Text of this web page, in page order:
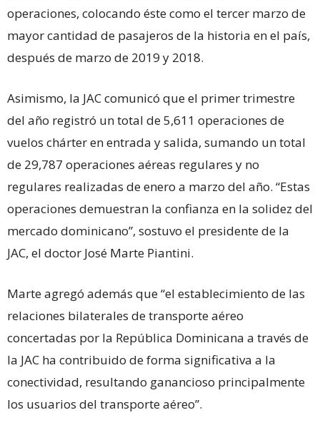
operaciones, colocando éste como el tercer marzo de
mayor cantidad de pasajeros de la historia en el país,
después de marzo de 2019 y 2018.
Asimismo, la JAC comunicó que el primer trimestre
del año registró un total de 5,611 operaciones de
vuelos chárter en entrada y salida, sumando un total
de 29,787 operaciones aéreas regulares y no
regulares realizadas de enero a marzo del año. “Estas
operaciones demuestran la confianza en la solidez del
mercado dominicano”, sostuvo el presidente de la
JAC, el doctor José Marte Piantini.
Marte agregó además que “el establecimiento de las
relaciones bilaterales de transporte aéreo
concertadas por la República Dominicana a través de
la JAC ha contribuido de forma significativa a la
conectividad, resultando ganancioso principalmente
los usuarios del transporte aéreo”.